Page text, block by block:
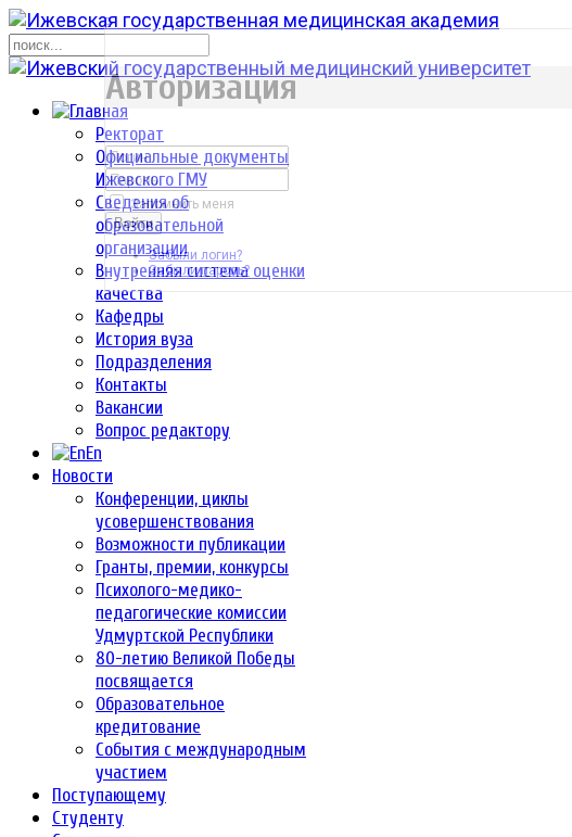
Ректорат
Официальные документы
Ижевского ГМУ
Сведения об
образовательной
организации
Внутренняя система оценки
качества
Кафедры
История вуза
Подразделения
Контакты
Вакансии
Вопрос редактору
En
Новости
Конференции, циклы
усовершенствования
Возможности публикации
Гранты, премии, конкурсы
Психолого-медико-
педагогические комиссии
Удмуртской Республики
80-летию Великой Победы
посвящается
Образовательное
кредитование
События с международным
участием
Поступающему
Студенту
р
Авторизация
Запомнить меня
Войти
Забыли логин?
Забыли пароль?